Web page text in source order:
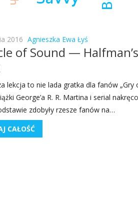
2016 Agnieszka Ewa Łyś
of Sound — Halfman’s
lek­cja to nie lada grat­ka dla fanów „Gry
George’a R. R. Mar­ti­na i serial
zdo­by­ły rze­sze fanów na…
CAŁOŚĆ